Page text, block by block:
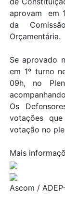
aprovam em
da
Orçamentária.
Se aprovado
em 1º turno
09h, no
Os
votações
votação no
Mais
Ascom /